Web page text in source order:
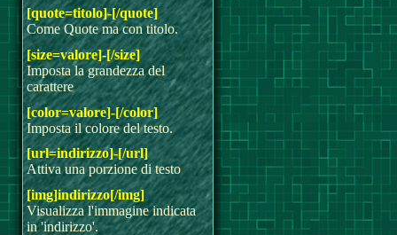
[quote=titolo]-[/quote]
Come Quote ma con titolo.
[size=valore]-[/size]
Imposta la grandezza del
carattere
[color=valore]-[/color]
Imposta il colore del testo.
[url=indirizzo]-[/url]
Attiva una porzione di testo
[img]indirizzo[/img]
Visualizza l'immagine indicata
in 'indirizzo'.